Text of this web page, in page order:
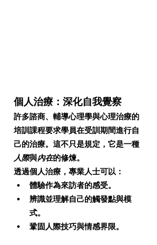
個人治療：深化自我覺察
許多諮商、輔導心理學與心理治療的
培訓課程要求學員在受訓期間進行自
己的治療。這不只是規定，它是一種
人際與內在的修煉。
透過個人治療，專業人士可以：
體驗作為來訪者的感受。
辨識並理解自己的觸發點與模
式。
鞏固人際技巧與情感界限。